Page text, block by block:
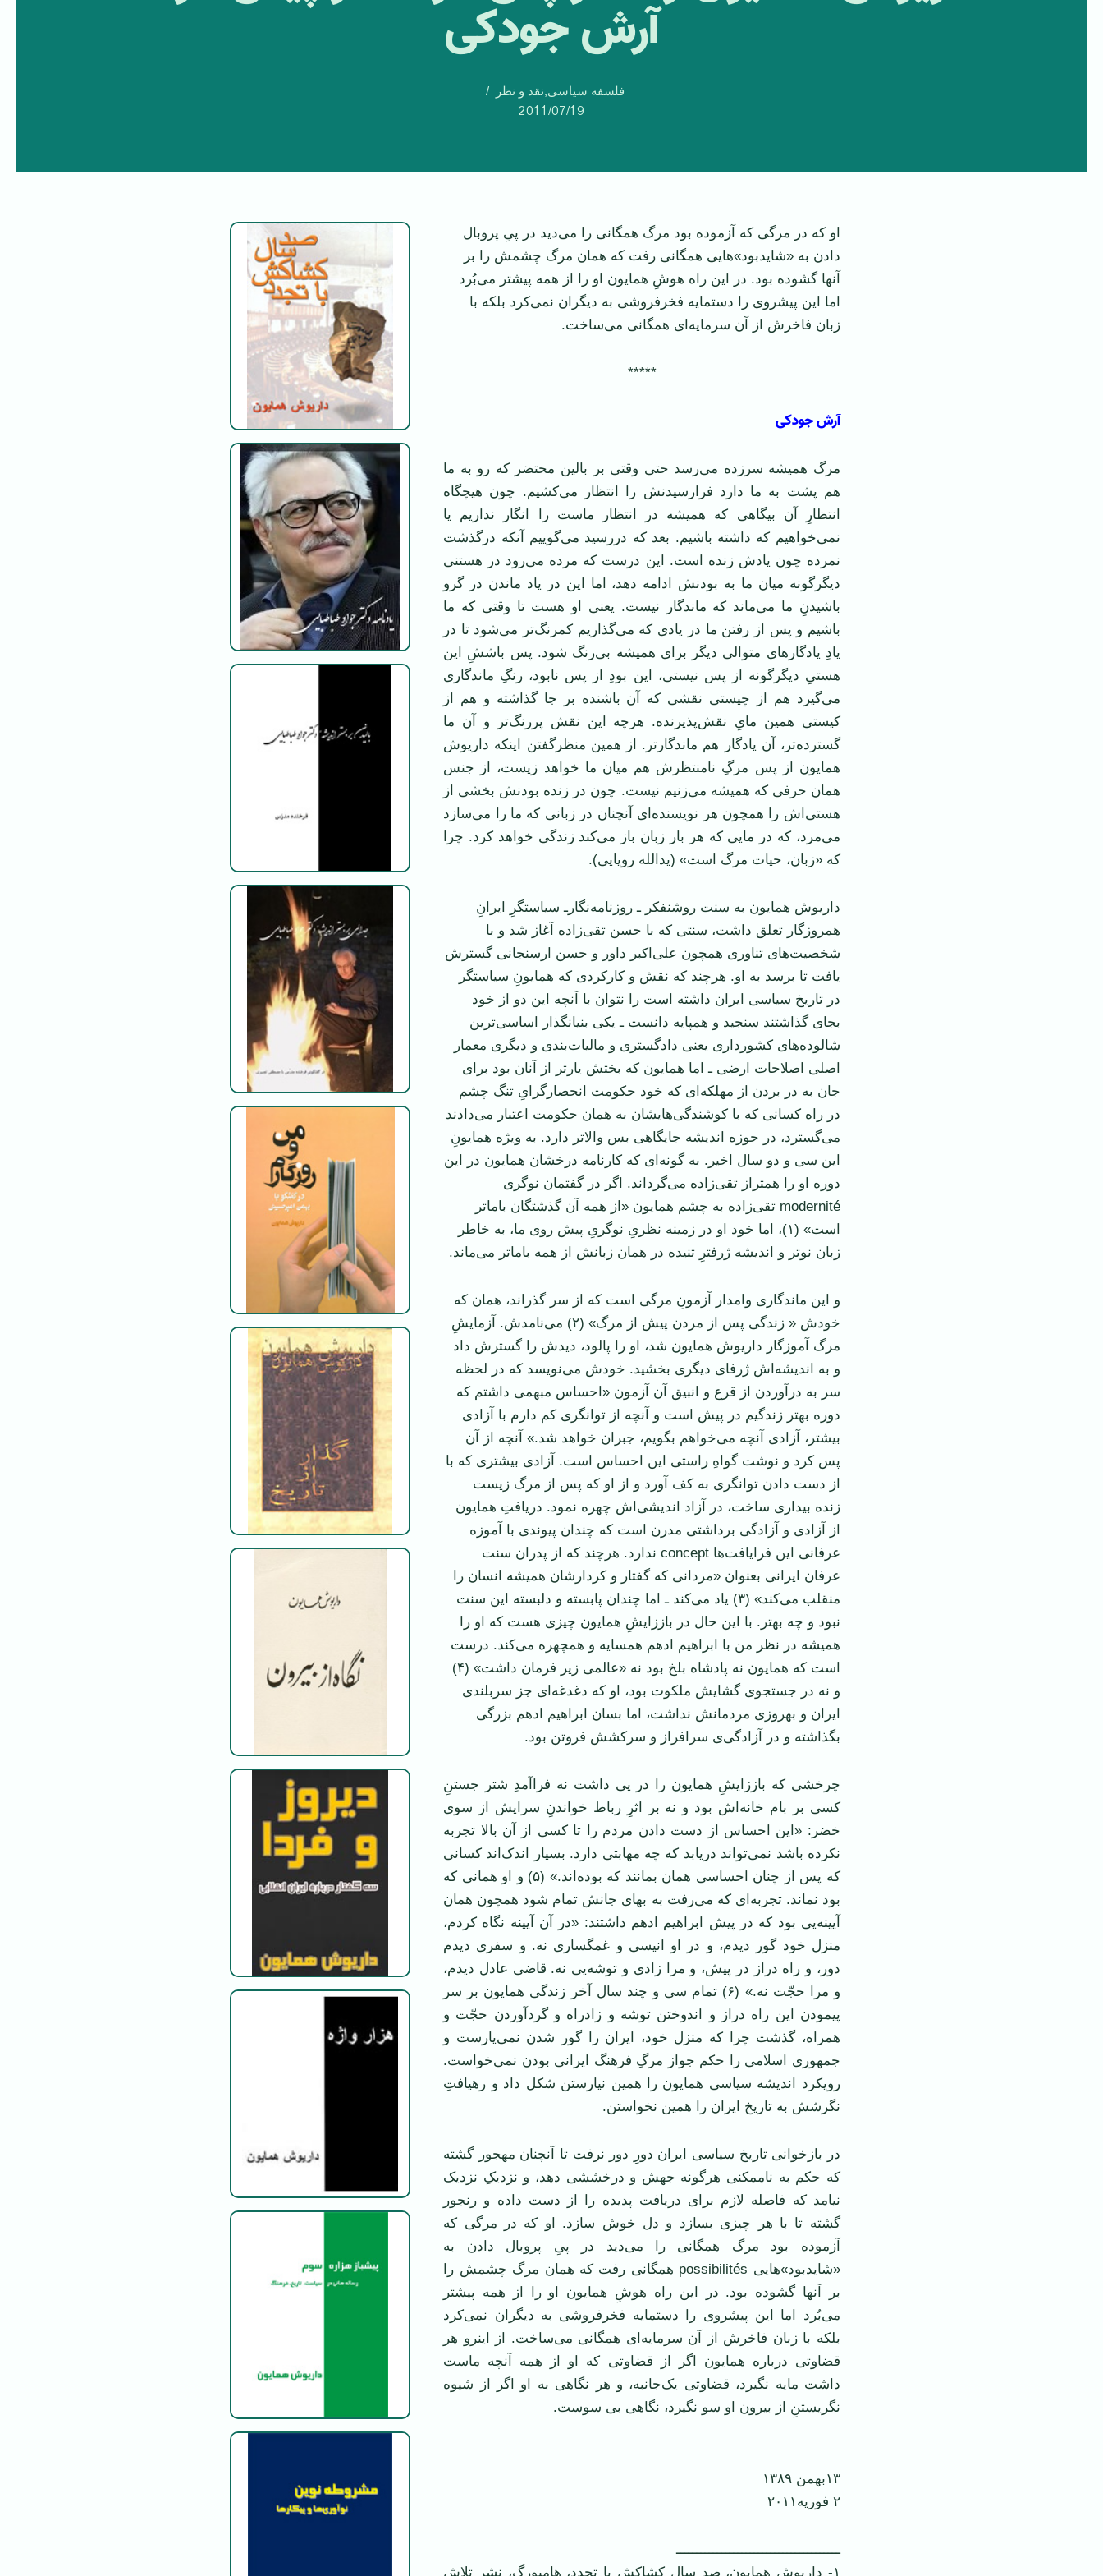
آرش جودکی
فلسفه سیاسی,نقد و نظر
2011/07/19
او که در مرگی که آزموده بود مرگ همگانی را می‌ديد در پیِ پر‌و‌بال
دادن به «شايدبود»هايی همگانی رفت که همان مرگ چشمش را بر
آنها گشوده بود. در اين راه هوشِ همايون او را از همه پيشتر می‌بُرد
اما اين پيشروی را دستمايه فخرفروشی به ديگران نمی‌کرد بلکه با
زبان فاخرش از آن سرمايه‌ای همگانی می‌ساخت.
*****
آرش جودکی
مرگ هميشه سرزده ‌می‌رسد حتی وقتی بر بالين محتضر که رو به ما
هم پشت به ما دارد فرا‌رسيدنش را انتظار می‌کشيم. چون هيچگاه
انتظارِ آن بيگاهی که هميشه در انتظار ماست را انگار نداريم يا
نمی‌خواهيم که داشته باشيم. بعد که دررسيد می‌گوييم آنکه درگذشت
نمرده چون يادش زنده است. اين درست که مرده می‌رود در هستنی
ديگرگونه ميان ما به بودنش ادامه دهد، اما اين در ياد ماندن در گرو
باشيدنِ ما می‌ماند که ماندگار نيست. يعنی او هست تا وقتی که ما
باشيم و پس از رفتن ما در يادی که می‌گذاريم کمرنگ‌تر می‌شود تا در
يادِ يادگارهای متوالی ديگر برای هميشه بی‌رنگ شود. پس باششِ اين
هستیِ ديگرگونه از پس نيستی، اين بودِ از پس نابود، رنگِ ماندگاری‌
می‌گيرد هم از چيستی نقشی که آن باشنده بر جا گذاشته و هم از
کيستی همين مایِ نقش‌پذيرنده. هرچه اين نقش پررنگ‌تر و آن ما
گسترده‌تر، آن يادگار هم ماندگارتر. از همين منظرگفتن اينکه داريوش
همايون از پس مرگِ نامنتظرش هم ميان ما خواهد زيست، از جنس
همان حرفی که هميشه می‌زنيم نيست. چون در زنده بودنش بخشی از
هستی‌اش را همچون هر نويسنده‌ای آنچنان در زبانی که ما را می‌سازد
می‌مرد، که در مايی که هر بار زبان باز می‌کند زندگی خواهد کرد. چرا
که «زبان، حيات مرگ است» (يدالله رويايی).
داريوش همايون به سنت روشنفکر ـ روزنامه‌نگارـ سياستگرِ ايرانِ
همروزگار تعلق داشت، سنتی که با حسن تقی‌زاده آغاز شد و با
شخصيت‌های تناوری همچون علی‌اکبر داور و حسن ارسنجانی گسترش
يافت تا برسد به او. هرچند که نقش و کارکردی که همايونِ سياستگر
در تاريخ سياسی ايران داشته است را نتوان با آنچه اين دو از خود
بجای گذاشتند سنجيد و همپايه دانست ـ يکی بنيانگذار اساسی‌ترين
شالوده‌های کشورداری يعنی دادگستری و ماليات‌بندی و ديگری معمار
اصلی اصلاحات ارضی ـ اما همايون که بختش يارتر از آنان بود برای
جان به در بردن از مهلکه‌ای که خود حکومت انحصارگرایِ تنگ چشم
در راه کسانی که با کوشندگی‌هايشان به همان حکومت اعتبار می‌دادند
می‌گسترد، در حوزه انديشه جايگاهی بس والاتر دارد. به ويژه همايونِ
اين سی و دو سال اخير. به گونه‌ای که کارنامه درخشان همايون در اين
دوره او را همتراز تقی‌زاده می‌گرداند. اگر در گفتمان نوگری
modernité تقی‌زاده به چشم همايون «از همه آن گذشتگان باماتر
است» (۱)، اما خود او در زمينه نظریِ نوگریِ پيش روی ما، به خاطر
زبان نوتر و انديشه ژرفترِ تنيده در همان زبانش از همه باماتر می‌ماند.
و اين ماندگاری وامدار آزمونِ مرگی است که از سر گذراند، همان که
خودش « زندگی پس از مردن پيش از مرگ» (۲) می‌نامدش. آزمايشِ
مرگ آموزگار داريوش همايون شد، او را پالود، ديدش را گسترش داد
و به انديشه‌اش ژرفای ديگری بخشيد. خودش می‌نويسد که در لحظه
سر به درآوردن از قرع و انبيق آن آزمون «احساس مبهمی داشتم که
دوره بهتر زندگيم در پيش است و آنچه از توانگری کم دارم با آزادی
بيشتر، آزادی آنچه می‌خواهم بگويم، جبران خواهد شد.» آنچه از آن
پس کرد و نوشت گواهِ راستی اين احساس است. آزادی بيشتری که با
از دست دادن توانگری به کف آورد و از او که پس از مرگ زيست
زنده بيداری ساخت، در آزاد انديشی‌اش چهره نمود. دريافتِ همايون
از آزادی و آزادگی برداشتی مدرن است که چندان پيوندی با آموزه
عرفانی اين فرايافت‌ها concept ندارد. هرچند که از پدران سنت
عرفان ايرانی بعنوان «مردانی که گفتار و کردارشان هميشه انسان را
منقلب می‌کند» (۳) ياد می‌کند ـ اما چندان پابسته و دلبسته اين سنت
نبود و چه بهتر. با اين حال در باززايشِ همايون چيزی هست که او را
هميشه در نظر من با ابراهيم ادهم همسايه و همچهره می‌کند. درست
است که همايون نه پادشاه بلخ بود نه «عالمی زير فرمان داشت» (۴)
و نه در جستجوی گشايش ملکوت بود، او که دغدغه‌ای جز سربلندی
ايران و بهروزی مردمانش نداشت، اما بسان ابراهيم ادهم بزرگی
بگذاشته و در آزادگی‌ی سرافراز و سرکشش فروتن بود.
چرخشی که باززايشِ همايون را در پی داشت نه فراآمدِ شتر جستنِ
کسی بر بام خانه‌اش بود و نه بر اثرِ رباط خواندنِ سرايش از سوی
خضر: «اين احساس از دست دادن مردم را تا کسی از آن بالا تجربه
نکرده باشد نمی‌تواند دريابد که چه مهابتی دارد. بسيار اندک‌اند کسانی
که پس از چنان احساسی همان بمانند که بوده‌اند.» (۵) و او همانی که
بود نماند. تجربه‌ای که می‌رفت به بهای جانش تمام شود همچون همان
آيينه‌يی بود که در پيش ابراهيم ادهم داشتند: «در آن آيينه نگاه کردم،
منزل خود گور ديدم، و در او انيسی و غمگساری نه. و سفری ديدم
دور، و راه دراز در پيش، و مرا زادی و توشه‌يی نه. قاضی عادل ديدم،
و مرا حجّت نه.» (۶) تمام سی و چند سال آخر زندگی همايون بر سر
پيمودن اين راه دراز و اندوختن توشه و زاد‌راه و گردآوردن حجّت و
همراه، گذشت چرا که منزل خود، ايران را گور شدن نمی‌يارست و
جمهوری اسلامی را حکم جواز مرگِ فرهنگ ايرانی بودن نمی‌خواست.
رويکرد انديشه سياسی همايون را همين نيارستن شکل داد و رهيافتِ
نگرشش به تاريخ ايران را همين نخواستن.
در بازخوانی تاريخ سياسی ايران دورِ دور نرفت تا آنچنان مهجور گشته
که حکم به ناممکنی هرگونه جهش و درخششی دهد، و نزديکِ نزديک
نيامد که فاصله لازم برای دريافت پديده را از دست داده و رنجور
گشته تا با هر چيزی بسازد و دل خوش سازد. او که در مرگی که
آزموده بود مرگ همگانی را می‌ديد در پیِ پر‌و‌بال دادن به
«شايدبود»هايی possibilités همگانی رفت که همان مرگ چشمش را
بر آنها گشوده بود. در اين راه هوشِ همايون او را از همه پيشتر
می‌بُرد اما اين پيشروی را دستمايه فخرفروشی به ديگران نمی‌کرد
بلکه با زبان فاخرش از آن سرمايه‌ای همگانی می‌ساخت. از اينرو هر
قضاوتی درباره همايون اگر از قضاوتی که او از همه آنچه ماست
داشت مايه نگيرد، قضاوتی يک‌جانبه، و هر نگاهی به او اگر از شيوه
نگريستنِ از بيرون او سو نگيرد، نگاهی بی سوست.
۱۳بهمن ۱۳۸۹
۲ فوريه۲۰۱۱
ــــــــــــــــــــــــــــــــــــــــ
۱- داريوش همايون، صد سال کشاکش با تجدد، هامبورگ، نشر تلاش